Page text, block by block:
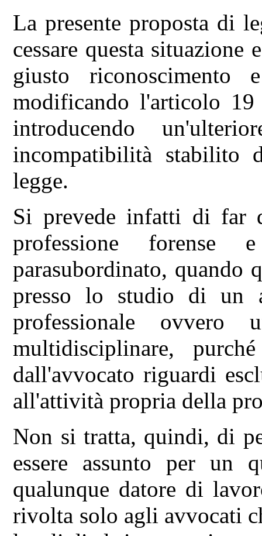
La presente proposta di
cessare questa
giusto
modificando l'articolo
introducendo
incompatibilità stabilito
legge.
Si prevede infatti di far
professione
parasubordinato, quando
presso lo studio di un
professionale
multidisciplinare,
dall'avvocato riguardi
all'attività propria della
Non si tratta, quindi, di
essere assunto per un
qualunque datore di
rivolta solo agli avvocati